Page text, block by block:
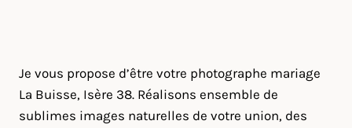
Je vous propose d’être votre photographe mariage
La Buisse, Isère 38. Réalisons ensemble de
sublimes images naturelles de votre union, des